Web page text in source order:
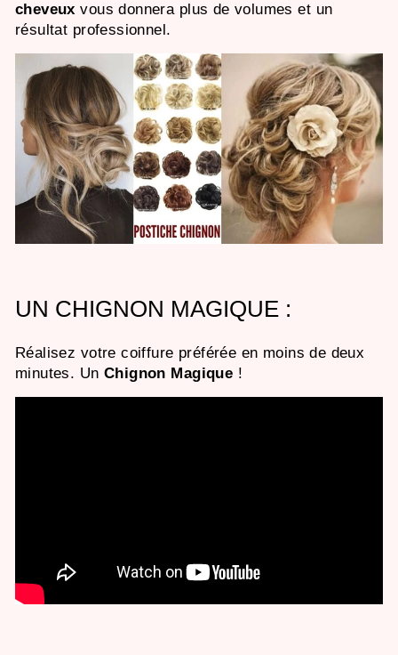
cheveux vous donnera plus de volumes et un
résultat professionnel.
UN CHIGNON MAGIQUE :
Réalisez votre coiffure préférée en moins de deux
minutes. Un Chignon Magique !